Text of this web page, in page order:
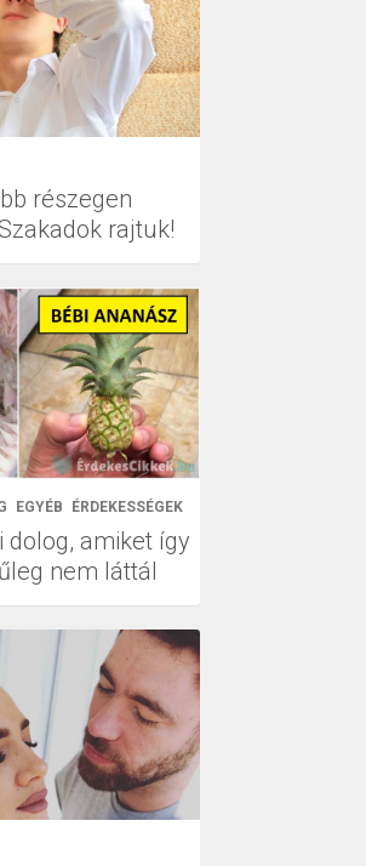
részegen
rajtuk!
EGYÉB ÉRDEKESSÉGEK
dolog, amiket így
nem láttál